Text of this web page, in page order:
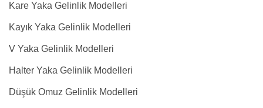
Kare Yaka Gelinlik Modelleri
Kayık Yaka Gelinlik Modelleri
V Yaka Gelinlik Modelleri
Halter Yaka Gelinlik Modelleri
Düşük Omuz Gelinlik Modelleri